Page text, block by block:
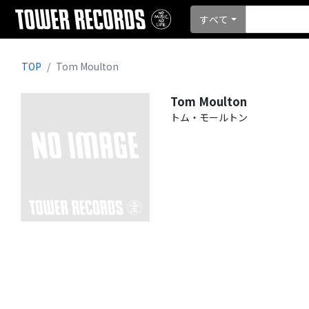
すべて
TOP Tom Moulton
Tom Moulton
トム・モールトン